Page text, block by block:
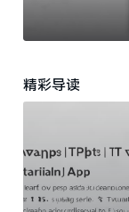
一文给你
精彩导读